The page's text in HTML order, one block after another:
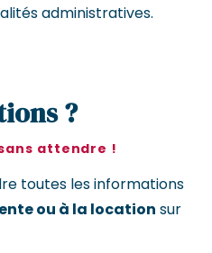
administratives.
?
attendre !
toutes les informations
ou à la location sur